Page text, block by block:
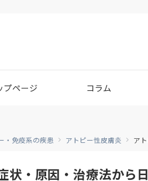
プページ コラム
・免疫系の疾患 アトピー性皮膚炎 ア
状・原因・治療法から